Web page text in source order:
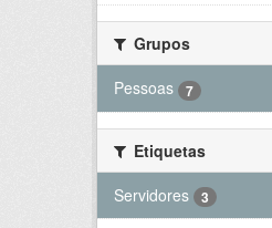
Grupos
Pessoas
7
Etiquetas
Servidores
3